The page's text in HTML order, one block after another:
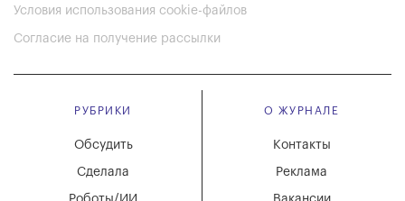
Условия использования cookie-файлов
Согласие на получение рассылки
РУБРИКИ
Обсудить
Сделала
О ЖУРНАЛЕ
Реклама
Контакты